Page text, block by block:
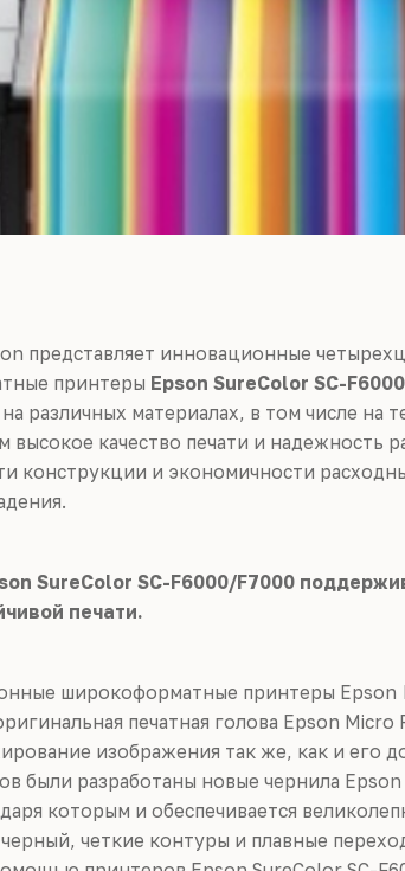
представляет инновационные
принтеры Epson SureColor SC-
различных материалах, в том числе на
высокое качество печати и надежность
конструкции и экономичности
SureColor SC-F6000/F7000
печати.
печатная голова Epson
изображения так же, как и его
были разработаны новые чернила
которым и обеспечивается
четкие контуры и плавные